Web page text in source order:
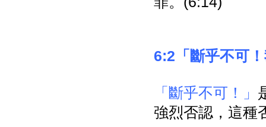
6:2「斷乎不可
「斷乎不可！」
強烈否認，這種